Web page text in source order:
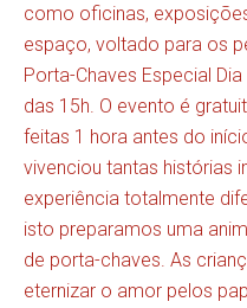
como oficinas,
espaço, voltado para os
Porta-Chaves Especial
das 15h. O evento é
feitas 1 hora antes do
vivenciou tantas histórias
experiência totalmente
isto preparamos uma
de porta-chaves. As
eternizar o amor pelos